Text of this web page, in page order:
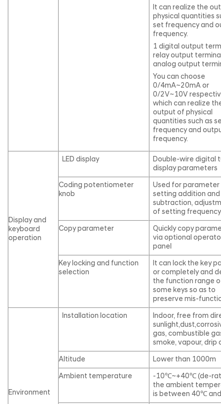
It can realize the
physical quantities
set frequency and
frequency.
1 digital output
relay output
analog output
You can choose
0/4mA~20mA or
0/2V~10V
which can realize
output of physical
quantities such as
frequency and
frequency.
Display and
keyboard
operation
LED display
Double-wire digital
display parameters
Coding potentiometer
knob
Used for parameter
setting addition and
subtraction,
of setting frequency
Copy parameter
Quickly copy
via optional
panel
Key locking and function
selection
It can lock the key
or completely and
the function range
some keys so as to
preserve mis-
Environment
Installation location
Indoor, free from
gas, combustible
smoke, vapour, drip
Altitude
Lower than 1000m
Ambient temperature
-10℃~+40℃ (de-
the ambient
is between 40℃